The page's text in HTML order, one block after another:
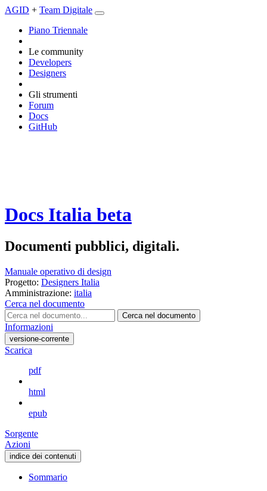
AGID + Team Digitale
Piano Triennale
Le community
Developers
Designers
Gli strumenti
Forum
Docs
GitHub
Docs Italia beta
Documenti pubblici, digitali.
Manuale operativo di design
Progetto: Designers Italia
Amministrazione: italia
Cerca nel documento
Cerca nel documento
Informazioni
versione-corrente
Scarica
pdf
html
epub
Sorgente
Azioni
indice dei contenuti
Sommario